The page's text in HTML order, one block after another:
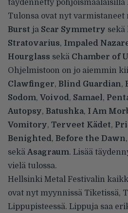
täydennetty
Tulonsa ovat nyt varmistaneet
Burst ja Scar Symmetry sekä
Stratovarius, Impaled
Hourglass sekä Chamber of
Ohjelmistoon on jo aiemmin
Clawfinger, Blind Guardian,
Sodom, Voivod, Samael,
Autopsy, Batushka, I Am
Vomitory, Terveet Kädet,
Benighted, Before the Dawn,
sekä Asagraum. Lisää
vielä tulossa.
Hellsinki Metal Festivalin
ovat nyt myynnissä Tiketissä,
Lippupisteessä. Lippuja saa